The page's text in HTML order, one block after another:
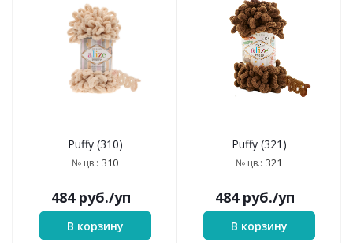
Puffy (310)
№ цв.: 310
484руб./уп
В корзину
Puffy (321)
№ цв.: 321
484руб./уп
В корзину